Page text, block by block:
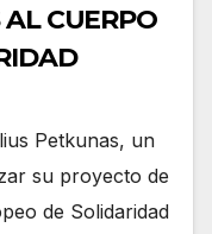
CUERPO
Petkunas, un
su proyecto de
de Solidaridad